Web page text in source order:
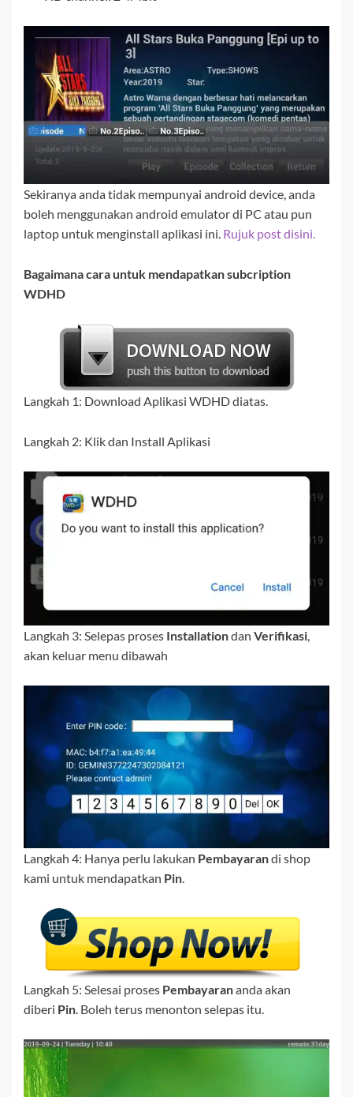
Sekiranya anda tidak mempunyai android device, anda
boleh menggunakan android emulator di PC atau pun
laptop untuk menginstall aplikasi ini. Rujuk post disini.
Bagaimana cara untuk mendapatkan subcription
WDHD
Langkah 1: Download Aplikasi WDHD diatas.
Langkah 2: Klik dan Install Aplikasi
Langkah 3: Selepas proses Installationdan Verifikasi,
akan keluar menu dibawah
Langkah 4: Hanya perlu lakukan Pembayarandi shop
kami untuk mendapatkan Pin.
Langkah 5: Selesai proses Pembayarananda akan
diberi Pin. Boleh terus menonton selepas itu.